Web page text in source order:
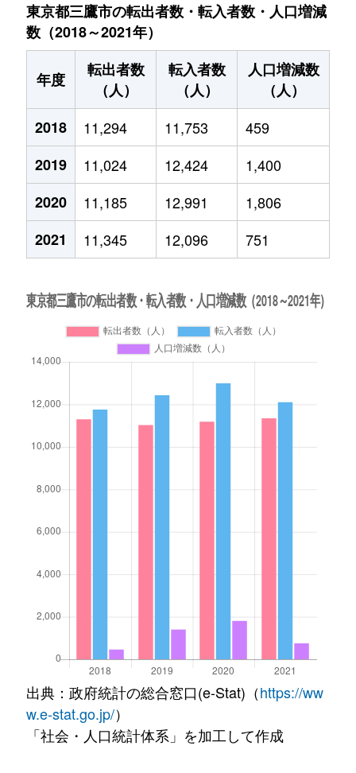
東京都三鷹市の転出者数・転入者数・人口増減
数（2018～2021年）
年度
転出者数
（人）
転入者数
（人）
人口増減数
（人）
2018
11,294 11,753
459
2019
11,024 12,424
1,400
2020
11,185 12,991
1,806
2021
11,345 12,096 751
出典：政府統計の総合窓口(e-Stat)（https://ww
w.e-stat.go.jp/）
「社会・人口統計体系」を加工して作成